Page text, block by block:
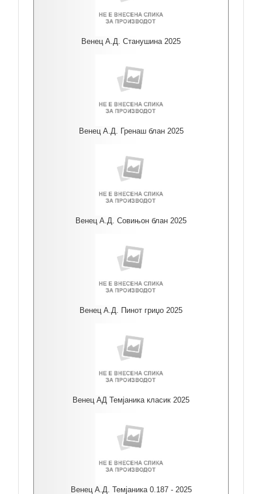
Венец А.Д. Станушина 2025
Венец А.Д. Гренаш блан 2025
Венец А.Д. Совињон блан 2025
Венец А.Д. Пинот гриџо 2025
Венец АД Темјаника класик 2025
Венец А.Д. Темјаника 0.187 - 2025